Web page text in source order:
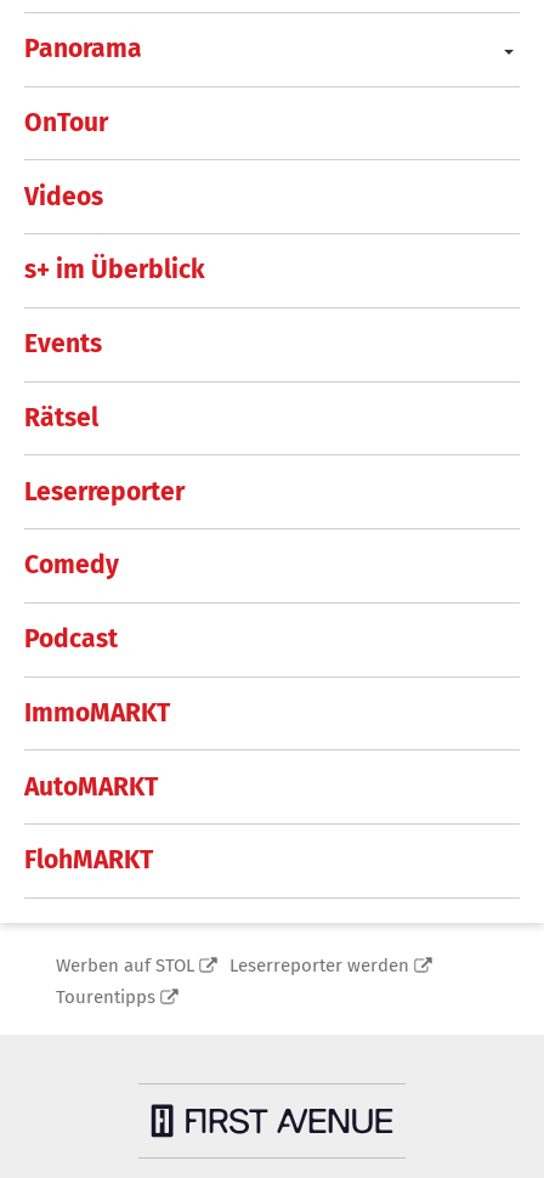
Panorama
OnTour
Videos
s+ im Überblick
Events
Rätsel
Leserreporter
Comedy
Podcast
ImmoMARKT
AutoMARKT
FlohMARKT
Werben auf STOL
Leserreporter werden
Tourentipps